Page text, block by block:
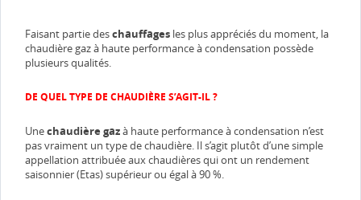
Faisant partie deschauffages les plus appréciés du moment, la
chaudière gaz à haute performance à condensation possède
plusieurs qualités.
DE QUEL TYPE DE CHAUDIÈRE S’AGIT-IL ?
Unechaudière gazà haute performance à condensation n’est
pas vraiment un type de chaudière. Il s’agit plutôt d’une simple
appellation attribuée aux chaudières qui ont un rendement
saisonnier (Etas) supérieur ou égal à 90 %.